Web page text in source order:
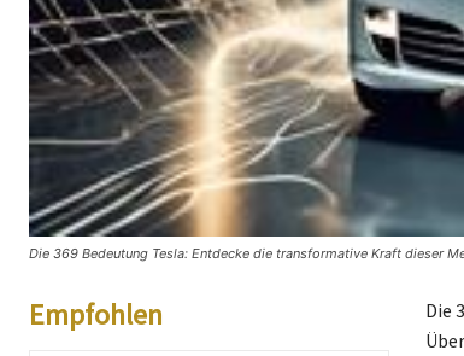
Die 369 Bedeutung Tesla: Entdecke die transformative Kraft dieser
Empfohlen
Die